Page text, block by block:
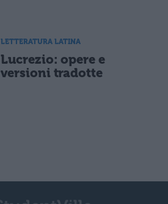
LETTERATURA LATINA
Lucrezio: opere e
versioni tradotte